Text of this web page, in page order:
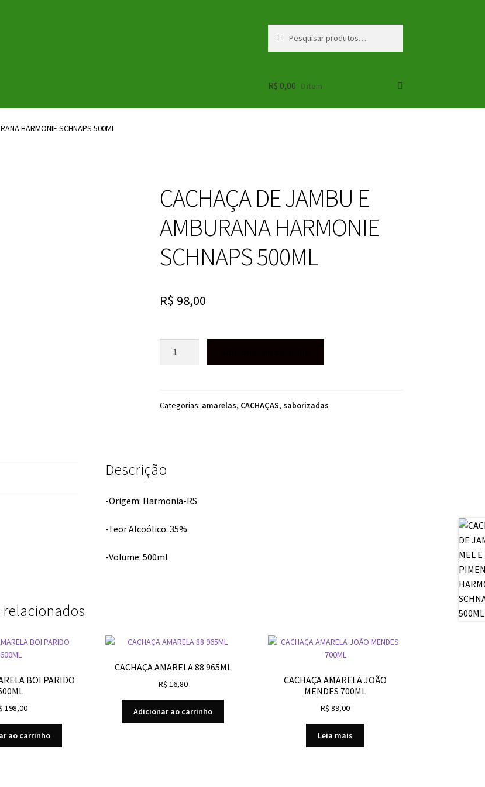
por:
R$ 0,00 0 item
HARMONIE SCHNAPS 500ML
CACHAÇA DE JAMBU E
AMBURANA HARMONIE
SCHNAPS 500ML
R$ 98,00
AMBURANA
Categorias: amarelas, CACHAÇAS, saborizadas
Descrição
-Origem: Harmonia-RS
-Teor Alcoólico: 35%
-Volume: 500ml
BOI PARIDO
198,00
ao carrinho
CACHAÇA AMARELA 88 965ML
R$ 16,80
Adicionar ao carrinho
CACHAÇA AMARELA JOÃO
MENDES 700ML
R$ 89,00
Leia mais